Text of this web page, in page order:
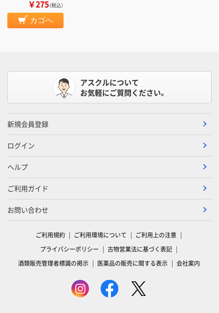
￥275（税込）
カゴへ
アスクルについて
お気軽にご質問ください。
新規会員登録
ログイン
ヘルプ
ご利用ガイド
お問い合わせ
ご利用規約 ご利用環境について
ご利用上の注意
プライバシーポリシー
古物営業法に基づく表記
酒類販売管理者標識の掲示
医薬品の販売に関する表示 会社案内